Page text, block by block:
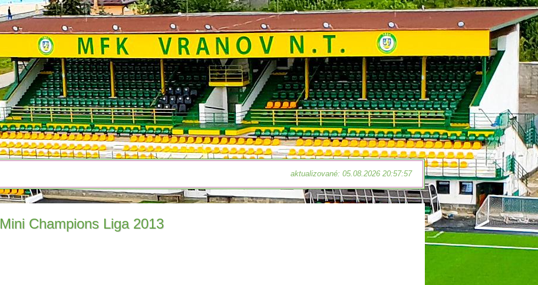
aktualizované: 05.08.2026 20:57:57
Mini Champions Liga 2013